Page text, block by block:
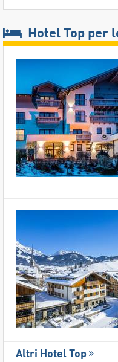
Hotel Top per
Altri Hotel Top